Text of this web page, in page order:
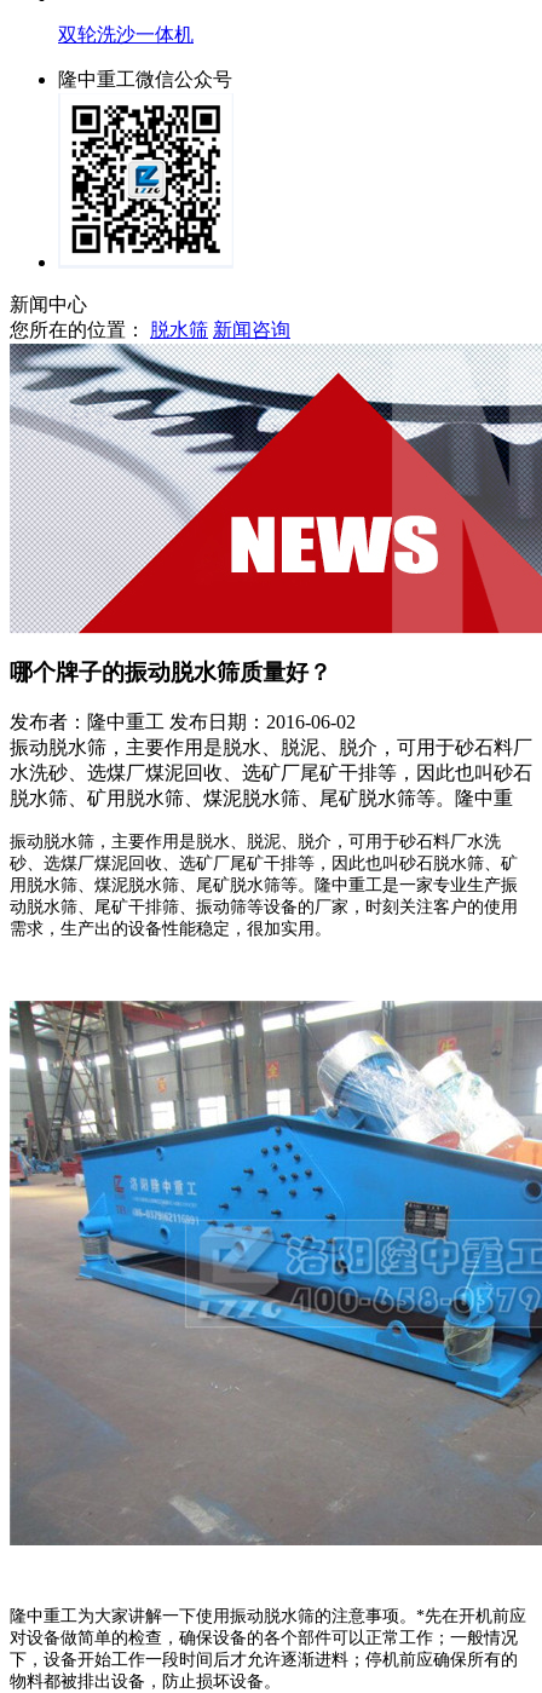
双轮洗沙一体机
隆中重工微信公众号
新闻中心
您所在的位置：
脱水筛 新闻咨询
哪个牌子的振动脱水筛质量好？
发布者：隆中重工 发布日期：2016-06-02
振动脱水筛，主要作用是脱水、脱泥、脱介，可用于砂石料厂
水洗砂、选煤厂煤泥回收、选矿厂尾矿干排等，因此也叫砂石
脱水筛、矿用脱水筛、煤泥脱水筛、尾矿脱水筛等。隆中重
振动脱水筛，主要作用是脱水、脱泥、脱介，可用于砂石料厂水洗
砂、选煤厂煤泥回收、选矿厂尾矿干排等，因此也叫砂石脱水筛、矿
用脱水筛、煤泥脱水筛、尾矿脱水筛等。隆中重工是一家专业生产振
动脱水筛、尾矿干排筛、振动筛等设备的厂家，时刻关注客户的使用
需求，生产出的设备性能稳定，很加实用。
隆中重工为大家讲解一下使用振动脱水筛的注意事项。*先在开机前应
对设备做简单的检查，确保设备的各个部件可以正常工作；一般情况
下，设备开始工作一段时间后才允许逐渐进料；停机前应确保所有的
物料都被排出设备，防止损坏设备。